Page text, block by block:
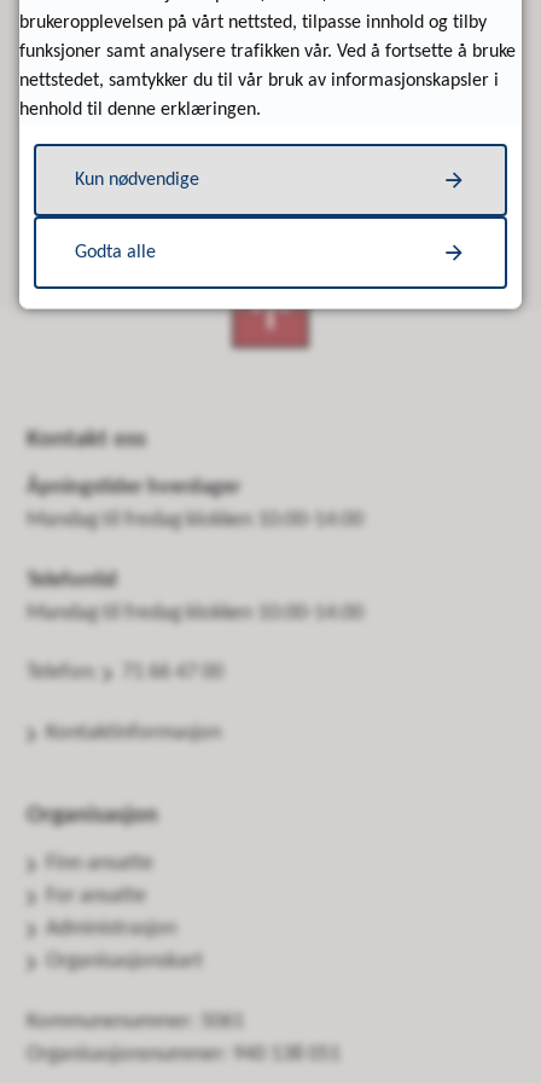
Kontakt oss
Åpningstider hverdager
Mandag til fredag klokken 10:00-14:00
Telefontid
Mandag til fredag klokken 10:00-14:00
Telefon: 71 66 47 00
Kontaktinformasjon
Organisasjon
Finn ansatte
For ansatte
Administrasjon
Organisasjonskart
Kommunenummer: 5061
Organisasjonsnummer: 940 138 051
brukeropplevelsen på vårt nettsted, tilpasse innhold og tilby
funksjoner samt analysere trafikken vår. Ved å fortsette å bruke
nettstedet, samtykker du til vår bruk av informasjonskapsler i
henhold til denne erklæringen.
Kun nødvendige
Godta alle